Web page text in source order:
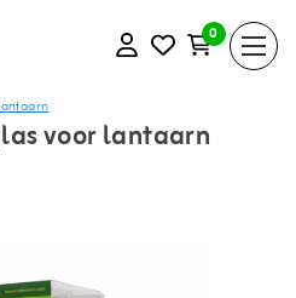
0
voor lantaarn